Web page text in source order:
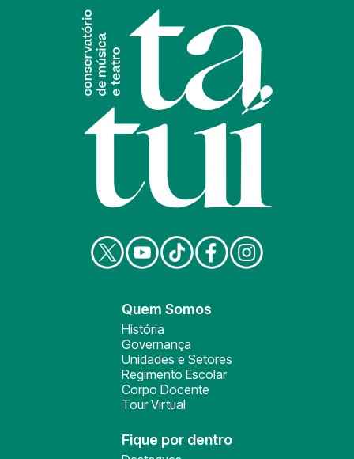
Quem Somos
História
Governança
Unidades e Setores
Regimento Escolar
Corpo Docente
Tour Virtual
Fique por dentro